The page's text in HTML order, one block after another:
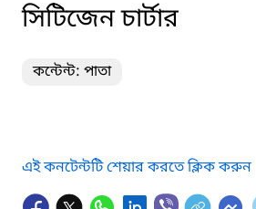
সিটিজেন চার্টার
কন্টেন্ট: পাতা
এই কনটেন্টটি শেয়ার করতে ক্লিক করুন